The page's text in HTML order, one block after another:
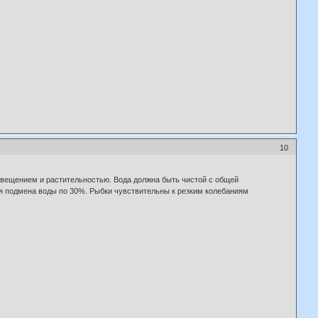
10
и растительностью. Вода должна быть чистой с общей
воды по 30%. Рыбки чувствительны к резким колебаниям